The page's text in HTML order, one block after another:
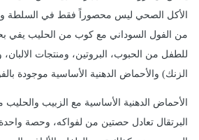
الأكل الصحي ليس محصوراً فقط في السلطة
من الفول السوداني مع كوب من الحليب يفي
للطفل من الحبوب، البروتين، ومنتجات
الزنك) والأحماض الدهنية الأساسية موجودة
الأحماض الدهنية الأساسية مع الزبيب
البرتقال تعادل حصتين من لفواكه، وحصة